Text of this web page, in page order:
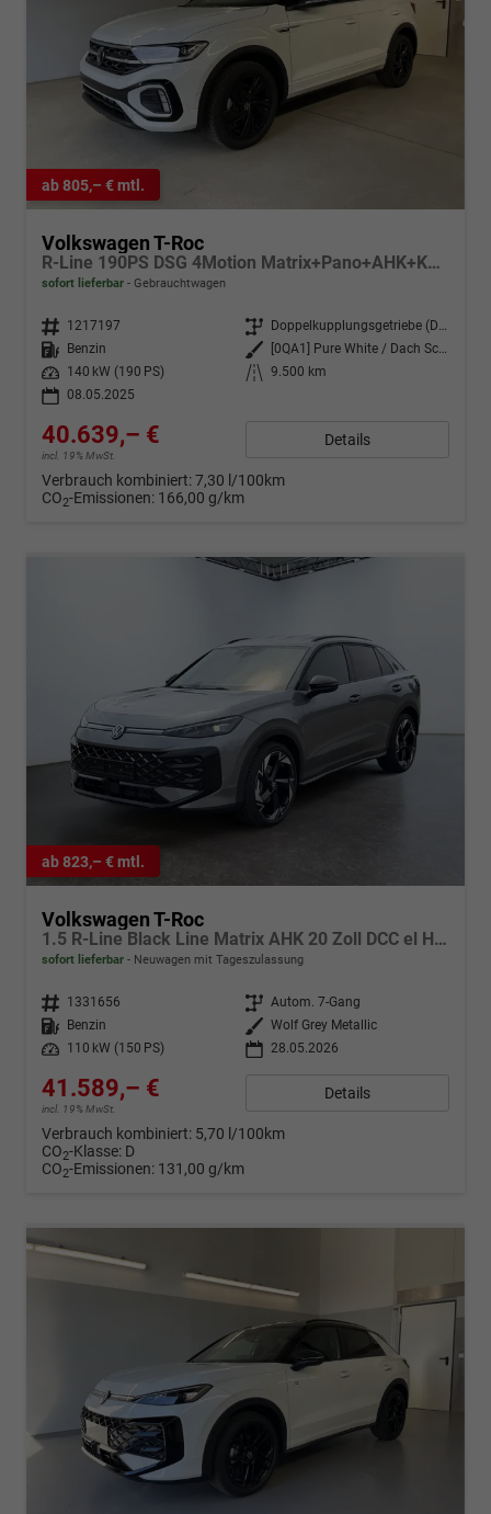
ab 805,– € mtl.
Volkswagen T-Roc
R-Line 190PS DSG 4Motion Matrix+Pano+AHK+Keyless+NaviPro+eHeck+GV5+Alu18
sofort lieferbar Gebrauchtwagen
Fahrzeugnr. 1217197 Getriebe
Doppelkupplungsgetriebe (DSG)
Kraftstoff
Benzin Außenfarbe
[0QA1] Pure White / Dach Schwarz
Leistung
140 kW (190 PS) Kilometerstand
9.500 km
08.05.2025
40.639,– €
incl. 19% MwSt.
Details
Verbrauch kombiniert:7,30 l/100km
CO2-Emissionen: 166,00 g/km
ab 823,– € mtl.
Volkswagen T-Roc
1.5 R-Line Black Line Matrix AHK 20 Zoll DCC el Heckklappe 4J Garantie
sofort lieferbar Neuwagen mit Tageszulassung
Fahrzeugnr. 1331656 Getriebe Autom. 7-Gang
Kraftstoff
Benzin Außenfarbe Wolf Grey Metallic
Leistung
110 kW (150 PS) 28.05.2026
41.589,– €
incl. 19% MwSt.
Details
Verbrauch kombiniert: 5,70 l/100km
CO2-Klasse: D
CO2-Emissionen: 131,00 g/km